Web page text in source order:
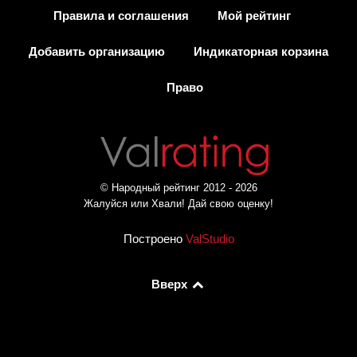
Правила и соглашения Мой рейтинг
Добавить организацию Индикаторная корзина
Право
© Народный рейтинг 2012 - 2026
Жалуйся или Хвали! Дай свою оценку!
Построено ValStudio
Вверх